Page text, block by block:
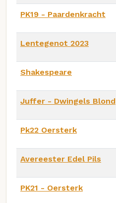
PK19 - Paardenkracht
Lentegenot 2023
Shakespeare
Juffer - Dwingels Blond
Pk22 Oersterk
Avereester Edel Pils
PK21 - Oersterk